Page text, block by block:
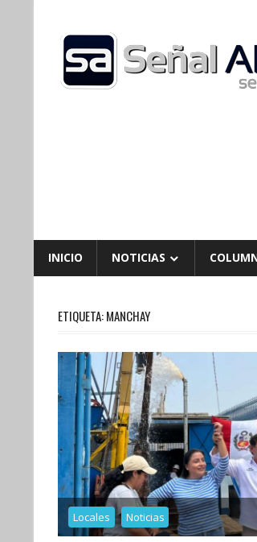
content
INICIO NOTICIAS
ETIQUETA:MANCHAY
Locales Noticias